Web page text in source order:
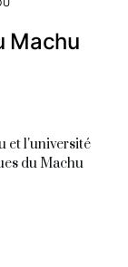
Machu
et l'université
du Machu